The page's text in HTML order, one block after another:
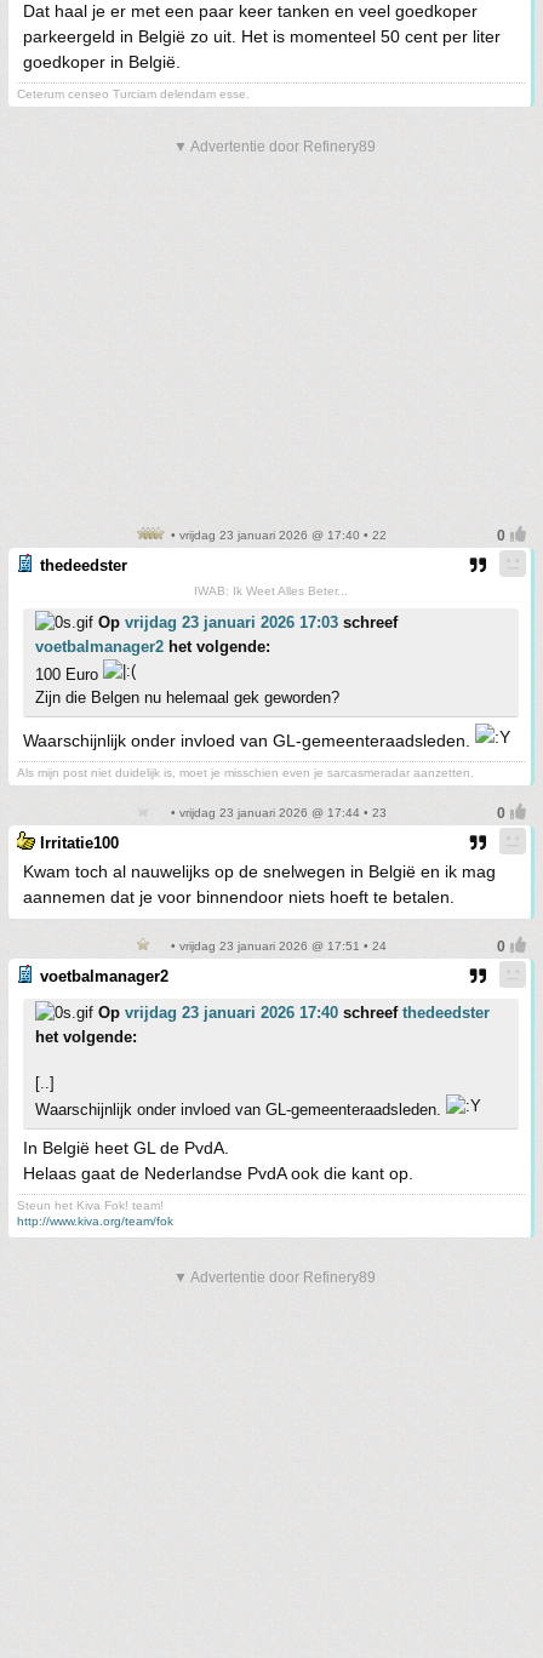
Dat haal je er met een paar keer tanken en veel goedkoper
parkeergeld in België zo uit. Het is momenteel 50 cent per liter
goedkoper in België.
Ceterum censeo Turciam delendam esse.
▼ Advertentie door Refinery89
• vrijdag 23 januari 2026 @ 17:40 • 22
thedeedster
IWAB: Ik Weet Alles Beter...
Op vrijdag 23 januari 2026 17:03 schreef
voetbalmanager2 het volgende:
100 Euro
Zijn die Belgen nu helemaal gek geworden?
Waarschijnlijk onder invloed van GL-gemeenteraadsleden.
Als mijn post niet duidelijk is, moet je misschien even je sarcasmeradar aanzetten.
• vrijdag 23 januari 2026 @ 17:44 • 23
Irritatie100
Kwam toch al nauwelijks op de snelwegen in België en ik mag
aannemen dat je voor binnendoor niets hoeft te betalen.
• vrijdag 23 januari 2026 @ 17:51 • 24
voetbalmanager2
Op vrijdag 23 januari 2026 17:40 schreef thedeedster
het volgende:
[..]
Waarschijnlijk onder invloed van GL-gemeenteraadsleden.
In België heet GL de PvdA.
Helaas gaat de Nederlandse PvdA ook die kant op.
Steun het Kiva Fok! team!
http://www.kiva.org/team/fok
▼ Advertentie door Refinery89